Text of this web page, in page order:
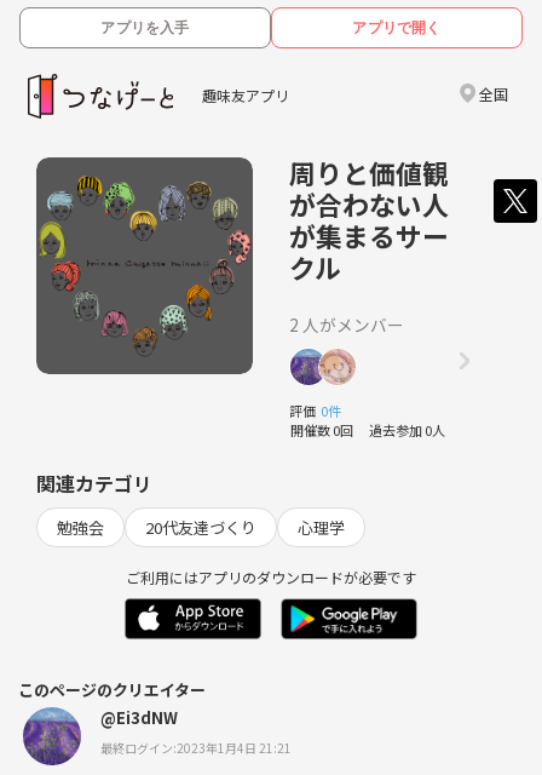
アプリを入手 アプリで開く
趣味友アプリ 全国
周りと価値観
が合わない人
が集まるサー
クル
2 人がメンバー
評価 0件
開催数 0回 過去参加 0人
関連カテゴリ
勉強会 20代友達づくり 心理学
ご利用にはアプリのダウンロードが必要です
このページのクリエイター
@Ei3dNW
最終ログイン:2023年1月4日 21:21